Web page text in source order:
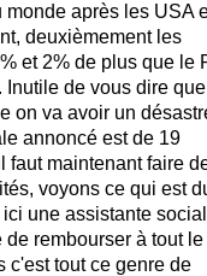
monde après les USA
deuxièmement les
et 2% de plus que le
de vous dire
on va avoir un
annoncé est de 19
faut maintenant faire
voyons ce qui est
une assistante
rembourser à tout le
c'est tout ce genre de